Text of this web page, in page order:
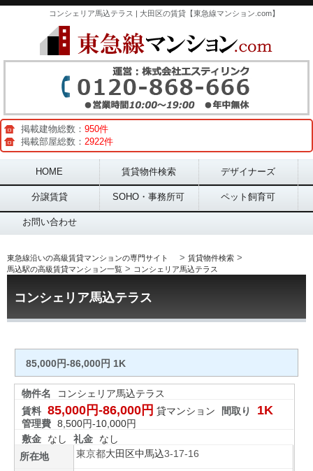
コンシェリア馬込テラス | 大田区の賃貸【東急線マンション.com】
掲載建物総数： 950件
掲載部屋総数： 2922件
Main menu
HOME 賃貸物件検索 デザイナーズ
分譲賃貸 SOHO・事務所可 ペット飼育可
お問い合わせ
東急線沿いの高級賃貸マンションの専門サイト > 賃貸物件検索 >
馬込駅の高級賃貸マンション一覧 > コンシェリア馬込テラス
コンシェリア馬込テラス
85,000円-86,000円 1K
物件名
コンシェリア馬込テラス
賃料 85,000円-86,000円 貸マンション 間取り 1K
管理費 8,500円-10,000円
敷金
なし 礼金
なし
所在地
東京都大田区中馬込3-17-16